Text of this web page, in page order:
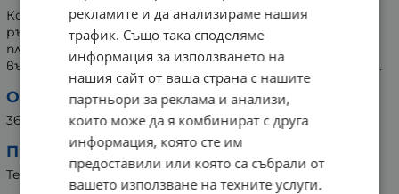
Конец за зъби с дръжка, която удобно приляга на
ръката - за лесна и удобна употреба. Иновативната
плоскост за лесно захапване спомага за лесното
въвеждане на конеца в междузъбното пространство.
Опаковка:
36 броя
Производител:
TePe Munhygienprodukter AB, Швеция
рекламите и да анализираме нашия
трафик. Също така споделяме
информация за използването на
нашия сайт от ваша страна с нашите
партньори за реклама и анализи,
които може да я комбинират с друга
информация, която сте им
предоставили или която са събрали от
вашето използване на техните услуги.